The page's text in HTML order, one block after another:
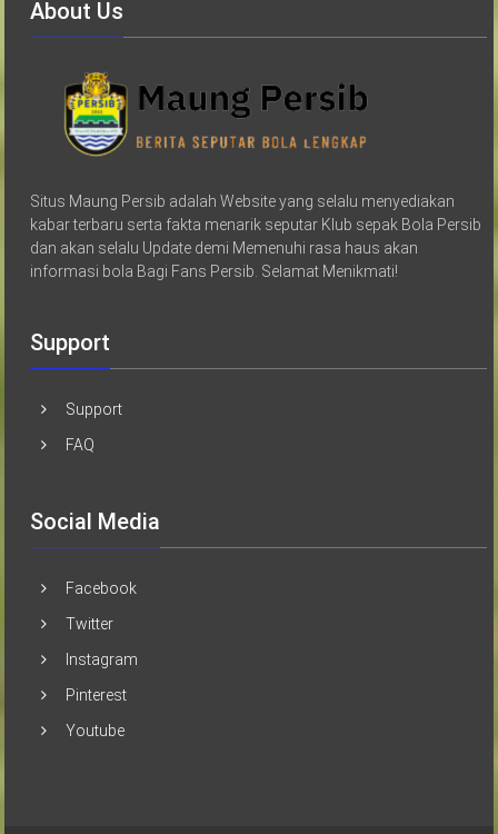
About Us
Situs Maung Persib adalah Website yang selalu menyediakan
kabar terbaru serta fakta menarik seputar Klub sepak Bola Persib
dan akan selalu Update demi Memenuhi rasa haus akan
informasi bola Bagi Fans Persib. Selamat Menikmati!
Support
Support
FAQ
Social Media
Facebook
Twitter
Instagram
Pinterest
Youtube